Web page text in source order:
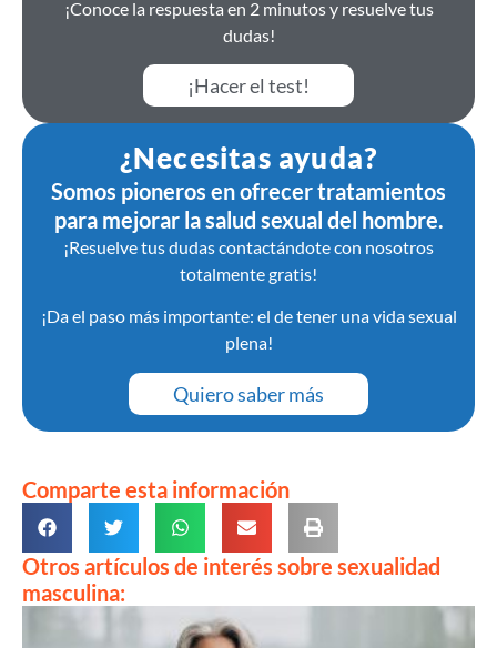
¡Conoce la respuesta en 2 minutos y resuelve tus
dudas!
¡Hacer el test!
¿Necesitas ayuda?
Somos pioneros en ofrecer tratamientos
para mejorar la salud sexual del hombre.
¡Resuelve tus dudas contactándote con nosotros
totalmente gratis!
¡Da el paso más importante: el de tener una vida sexual
plena!
Quiero saber más
Comparte esta información
Otros artículos de interés sobre sexualidad
masculina: